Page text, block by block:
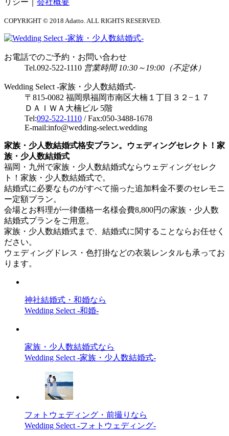
COPYRIGHT © 2018 Adatto. ALL RIGHTS RESERVED.
お電話でのご予約・お問い合わせ
Tel.092-522-1110 営業時間 10:30～19:00（不定休）
Wedding Select -家族・少人数結婚式-
〒815-0082 福岡県福岡市南区大楠１丁目３２−１７
ＤＡＩＷＡ大楠ビル 5階
Tel:092-522-1110 / Fax:050-3488-1678
E-mail:info@wedding-select.wedding
家族・少人数結婚式格安プラン。ウェディングセレクト！家
族・少人数結婚式
福岡・九州で家族・少人数結婚式ならウェディングセレク
ト！家族・少人数結婚式で。
結婚式に必要なものがすべて揃った追加料金不要のセレモニ
ー定額プラン。
会場とお料理が一律価格一名様会費8,800円の家族・少人数
結婚式プランをご用意。
家族・少人数結婚式まで、結婚式に関することならお任せく
ださい。
ウェディングドレス・色打掛などの衣装レンタルも承ってお
ります。
神社結婚式・和婚なら
Wedding Select -和婚-
家族・少人数結婚式なら
Wedding Select -家族・少人数結婚式-
フォトウェディング・前撮りなら
Wedding Select -フォトウェディング-